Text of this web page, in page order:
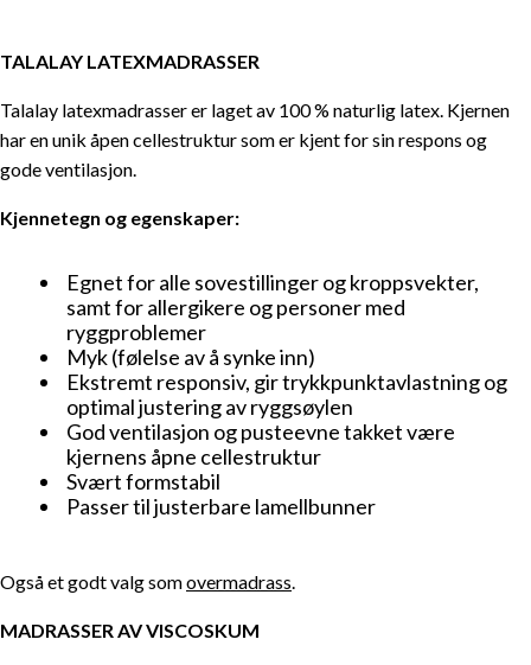
TALALAY LATEXMADRASSER
Talalay latexmadrasser er laget av 100 % naturlig latex. Kjernen
har en unik åpen cellestruktur som er kjent for sin respons og
gode ventilasjon.
Kjennetegn og egenskaper:
Egnet for alle sovestillinger og kroppsvekter,
samt for allergikere og personer med
ryggproblemer
Myk (følelse av å synke inn)
Ekstremt responsiv, gir trykkpunktavlastning og
optimal justering av ryggsøylen
God ventilasjon og pusteevne takket være
kjernens åpne cellestruktur
Svært formstabil
Passer til justerbare lamellbunner
Også et godt valg somovermadrass
MADRASSER AV VISCOSKUM